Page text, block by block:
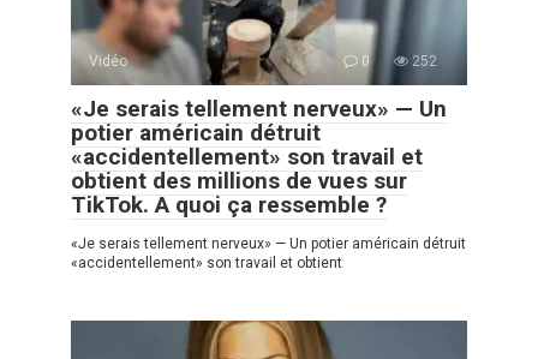
Vidéo 0 252
«Je serais tellement nerveux» — Un
potier américain détruit
«accidentellement» son travail et
obtient des millions de vues sur
TikTok. A quoi ça ressemble ?
«Je serais tellement nerveux» — Un potier américain détruit
«accidentellement» son travail et obtient